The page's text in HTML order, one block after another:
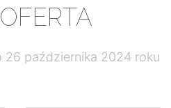
GAZETKA PROMOCYJNA
OFERTA
26 października 2024 roku